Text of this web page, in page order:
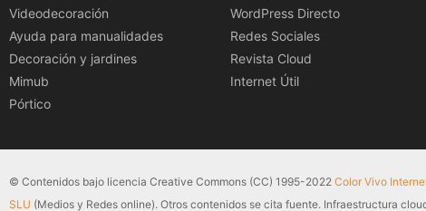
Videodecoración
Ayuda para manualidades
Decoración y jardines
Mimub
Pórtico
WordPress Directo
Redes Sociales
Revista Cloud
Internet Útil
© Contenidos bajo licencia Creative Commons (CC) 1995-2022 Color Vivo
SLU (Medios y Redes online). Otros contenidos se cita fuente. Infraestructura